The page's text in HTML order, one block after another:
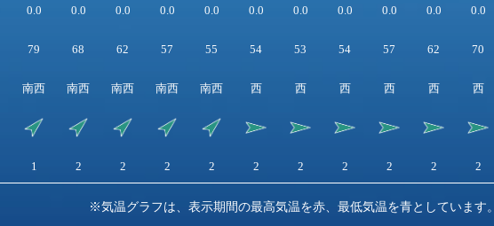
0.0 0.0 0.0 0.0 0.0 0.0 0.0 0.0 0.0 0.0 0.0
79 68 62 57 55 54 53 54 57 62 70
南西 南西 南西 南西 南西 西 西 西 西 西 西
1 2 2 2 2 2 2 2 2 2 2
※気温グラフは、表示期間の最高気温を赤、最低気温を青としています。